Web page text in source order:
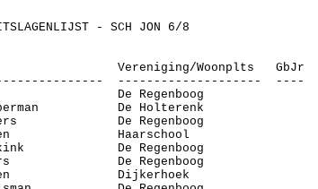
- SCH JON 6/8
Vereniging/Woonplts GbJr
-------------------- ----
De Regenboog
De Holterenk
De Regenboog
Haarschool
De Regenboog
De Regenboog
Dijkerhoek